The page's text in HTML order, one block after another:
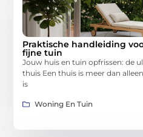
Praktische handleiding
fijne tuin
Jouw huis en tuin opfrissen: de
thuis Een thuis is meer dan
is
Woning En Tuin